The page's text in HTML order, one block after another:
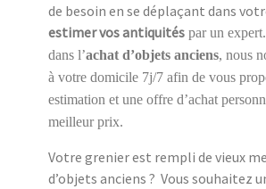
de besoin en se déplaçant dans
estimer vos antiquités par un
dans l’achat d’objets anciens, nous
à votre domicile 7j/7 afin de vous
estimation et une offre d’achat
meilleur prix.
Votre grenier est rempli de vieux
d’objets anciens ? Vous souhaitez